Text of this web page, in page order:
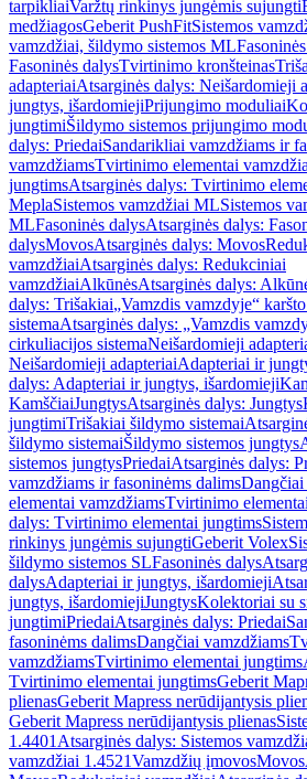
tarpikliaiVaržtų rinkinys jungėmis sujungti
medžiagosGeberit PushFitSistemos
vamzdžiai, šildymo sistemos ML
Fasoninės dalysTvirtinimo kronšteinas
adapteriaiAtsarginės dalys: Neišardomieji
jungtys, išardomiejiPrijungimo moduliai
jungtimiŠildymo sistemos prijungimo
dalys: PriedaiSandarikliai vamzdžiams ir
vamzdžiamsTvirtinimo elementai
jungtimsAtsarginės dalys: Tvirtinimo
MeplaSistemos vamzdžiai MLSistemos
MLFasoninės dalysAtsarginės dalys:
dalysMovosAtsarginės dalys: Movos
vamzdžiaiAtsarginės dalys: Redukciniai
vamzdžiaiAlkūnėsAtsarginės dalys:
dalys: Trišakiai„Vamzdis vamzdyje“
sistemaAtsarginės dalys: „Vamzdis
cirkuliacijos sistemaNeišardomieji
Neišardomieji adapteriaiAdapteriai ir
dalys: Adapteriai ir jungtys, išardomieji
KamščiaiJungtysAtsarginės dalys: Jungtys
jungtimiTrišakiai šildymo sistemai
šildymo sistemaiŠildymo sistemos jungtys
sistemos jungtysPriedaiAtsarginės dalys:
vamzdžiams ir fasoninėms dalimsDangčiai
elementai vamzdžiamsTvirtinimo
dalys: Tvirtinimo elementai jungtims
rinkinys jungėmis sujungtiGeberit Volex
šildymo sistemos SLFasoninės dalys
dalysAdapteriai ir jungtys, išardomieji
jungtys, išardomiejiJungtysKolektoriai su
jungtimiPriedaiAtsarginės dalys: Priedai
fasoninėms dalimsDangčiai vamzdžiams
vamzdžiamsTvirtinimo elementai jungtims
Tvirtinimo elementai jungtimsGeberit
plienasGeberit Mapress nerūdijantysis
Geberit Mapress nerūdijantysis plienas
1.4401 Atsarginės dalys: Sistemos
vamzdžiai 1.4521Vamzdžių įmovosMovos